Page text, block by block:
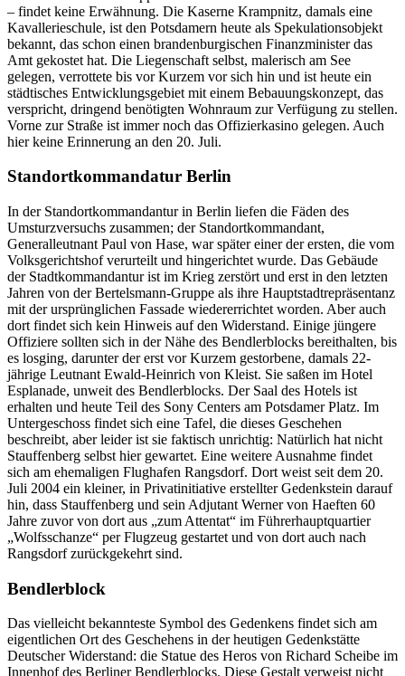
Woran ist der Umsturzversuch dann gescheitert? Lange hat sich der
Mythos des Wachbataillons und seines Kommandeurs, des Majors
Otto Ernst Remer, gehalten. Kein Film über den 20. Juli,indem
nicht die Szene nachgespielt wird, wie Remer aus dem
Dienstzimmer des ReichspropagandaministersJosephGoebbels mit
Hitler telefoniert: „Remer, erkennen Sie meine Stimme?“ Aber das
wargegen 19:00 Uhr. Doch die ersten Teile von Remers Bataillon
trafen erst gegen 23:30 Uhr im Bendlerblock ein, gerade rechtzeitig,
waren es die Heeresoffiziere aus dem Stab des Allgemeinen
Stabsgebäude ein Ende gemacht, den vorübergehend festgesetzten
Befehlshaber Generaloberst Fromm befreit und dann die
Verschwörung beteiligten Offiziere verhaftet hatten. DasNS-
Regimedagegen hatte ein Interesse daran zu verschleiern, dass es
das Heer selbst gewesenwar, das den Aufstand niedergeschlagen
hatte.
Orte des Gedenkens
Der Staatsstreichversuch fandineinem konkreten Raum statt:in
Berlin und Umgebung. Es bietet sich daheran,einen Blick auf
einige jener Orte zu werfen,andenen das Geschehen des 20. Juli
tatsächlich stattgefunden hat. Wo wirdandieses Geschehen konkret
erinnert, und wie?InderGeneral-Alvensleben-Kasernein
war– wie dargestellt – die Ersatzbrigade der Division
Großdeutschland stationiert. Dort erinnert eine Gedenktafelandie
militärische Vergangenheit dieses Ortes, der heute Theater,
Behörden und anderes mehr beherbergt. Dass aber von hier aus am
15. wie am 20. Juli Truppen für den Staatsstreich losmarschiert sind
– findet keine Erwähnung. Die Kaserne Krampnitz, damals eine
Kavallerieschule, ist den Potsdamern heute als Spekulationsobjekt
bekannt, das schon einen brandenburgischen Finanzminister das
gelegen, verrottete bis vor Kurzem vor sich hin und ist heute ein
verspricht, dringend benötigten Wohnraum zur Verfügung zu stellen.
Vorne zur Straße ist immer noch das Offizierkasino gelegen. Auch
hier keine Erinnerunganden 20. Juli.